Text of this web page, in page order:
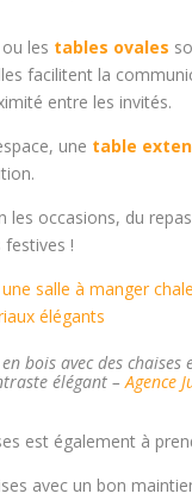
ou les tables ovales
facilitent la
entre les invités.
une table
les occasions, du
festives !
bois avec des chaises
élégant –Agence
est également à
avec un bon